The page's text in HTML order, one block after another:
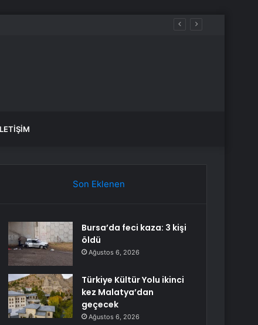
Son Eklenen
Bursa’da feci kaza: 3 kişi
öldü
Ağustos 6, 2026
Türkiye Kültür Yolu ikinci
kez Malatya’dan
geçecek
Ağustos 6, 2026